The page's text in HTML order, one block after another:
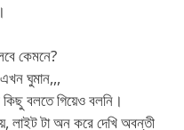
কেমনে?
ঘুমান,,,
বলতে গিয়েও বলনি।
লাইট টা অন করে দেখি অবন্তী